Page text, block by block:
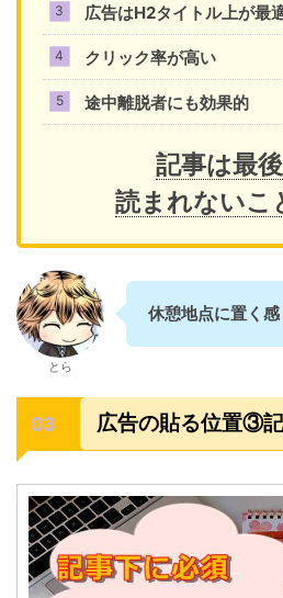
広告はH2タイトル上が最
クリック率が高い
途中離脱者にも効果的
記事は最
読まれないこ
とら
休憩地点に置く
広告の貼る位置③